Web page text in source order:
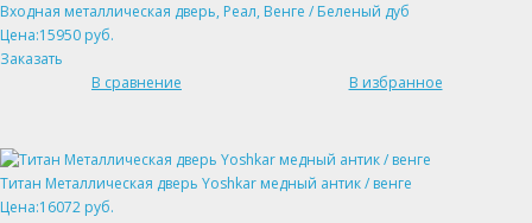
Входная металлическая дверь, Реал, Венге / Беленый дуб
Цена:15950 руб.
Заказать
В сравнение
В избранное
Титан Металлическая дверь Yoshkar медный антик / венге
Цена:16072 руб.